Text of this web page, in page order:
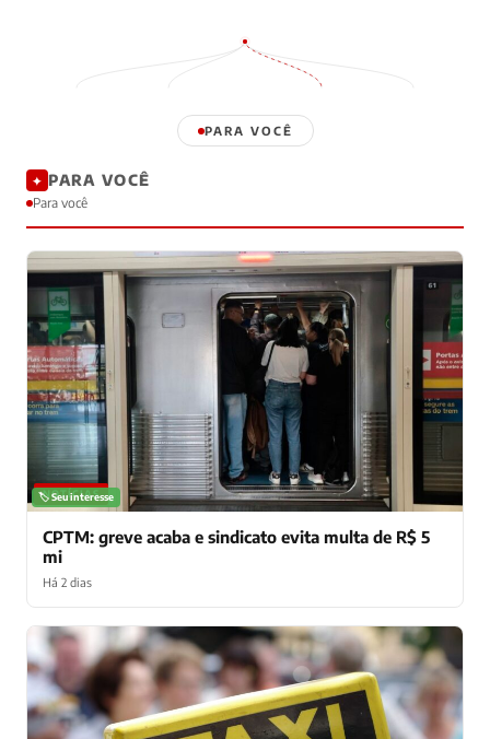
PARA VOCÊ
✦ PARA VOCÊ
Para você
NOTÍCIAS
🏷️ Seu interesse
CPTM: greve acaba e sindicato evita multa de R$ 5
mi
Há 2 dias